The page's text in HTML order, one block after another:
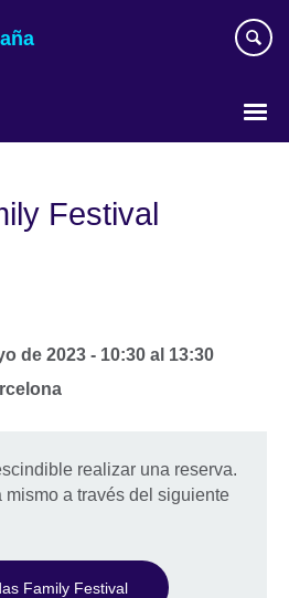
Festival
de 2023 - 10:30 al 13:30
realizar una reserva.
mismo a través del siguiente
Family Festival